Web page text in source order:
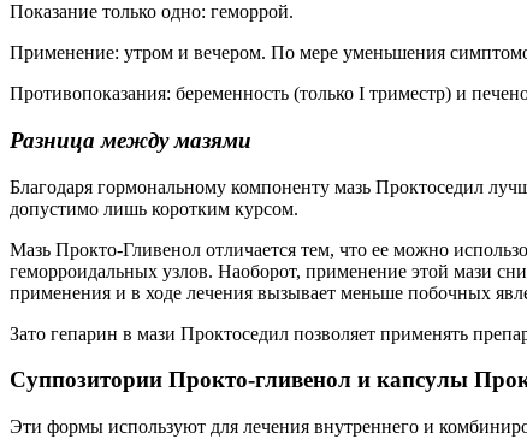
Показание только одно: геморрой.
Применение: утром и вечером. По мере уменьшения
Противопоказания: беременность (только I триместр) и
Разница между мазями
Благодаря гормональному компоненту мазь Проктоседил
допустимо лишь коротким курсом.
Мазь Прокто-Гливенол отличается тем, что ее можно
геморроидальных узлов. Наоборот, применение этой мази
применения и в ходе лечения вызывает меньше побочных
Зато гепарин в мази Проктоседил позволяет применять
Суппозитории Прокто-гливенол и капсулы
Эти формы используют для лечения внутреннего и